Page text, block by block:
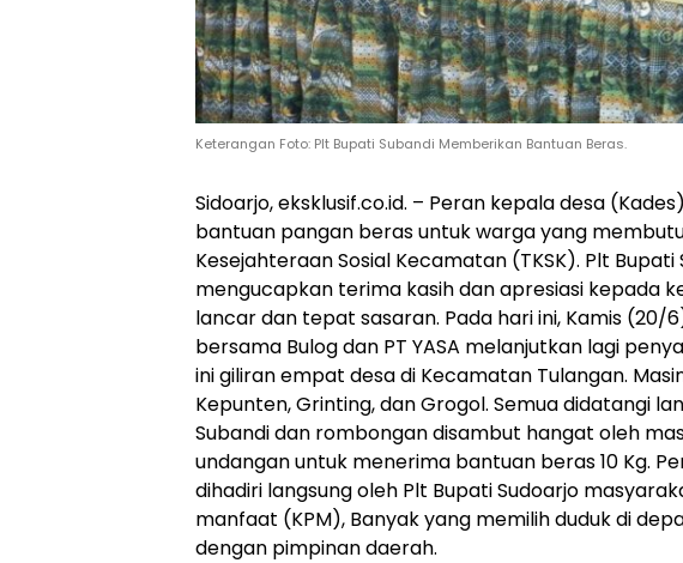
Keterangan Foto: Plt Bupati Subandi Memberikan Bantuan Beras.
Sidoarjo, eksklusif.co.id. – Peran kepala desa
bantuan pangan beras untuk warga yang
Kesejahteraan Sosial Kecamatan (TKSK). Plt Bupati
mengucapkan terima kasih dan apresiasi kepada
lancar dan tepat sasaran. Pada hari ini, Kamis (20/
bersama Bulog dan PT YASA melanjutkan lagi
ini giliran empat desa di Kecamatan Tulangan.
Kepunten, Grinting, dan Grogol. Semua didatangi
Subandi dan rombongan disambut hangat oleh
undangan untuk menerima bantuan beras 10 Kg.
dihadiri langsung oleh Plt Bupati Sudoarjo
manfaat (KPM), Banyak yang memilih duduk di
dengan pimpinan daerah.